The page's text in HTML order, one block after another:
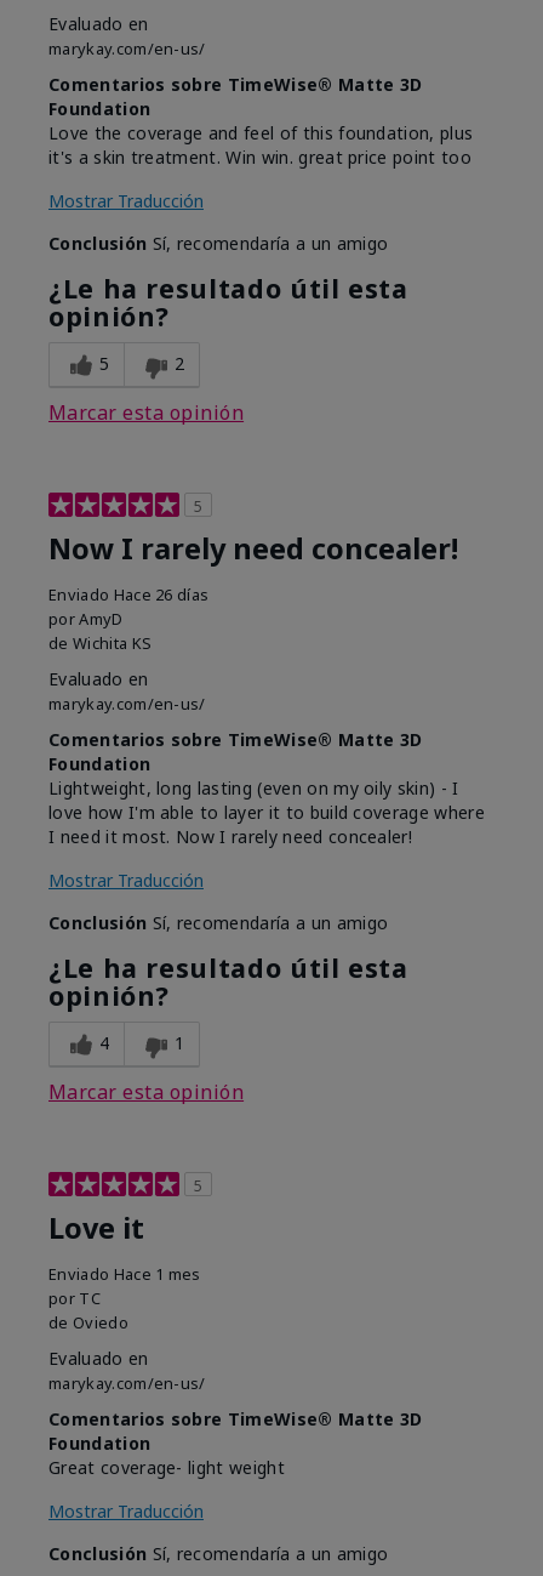
Evaluado en
marykay.com/en-us/
Comentarios sobre TimeWise® Matte 3D
Foundation
Love the coverage and feel of this foundation, plus
it's a skin treatment. Win win. great price point too
Mostrar Traducción
Conclusión Sí, recomendaría a un amigo
¿Le ha resultado útil esta
opinión?
5 2
Marcar esta opinión
5
Now I rarely need concealer!
Enviado Hace 26 días
porAmyD
de Wichita KS
Evaluado en
marykay.com/en-us/
Comentarios sobre TimeWise® Matte 3D
Foundation
Lightweight, long lasting (even on my oily skin) - I
love how I'm able to layer it to build coverage where
I need it most. Now I rarely need concealer!
Mostrar Traducción
Conclusión Sí, recomendaría a un amigo
¿Le ha resultado útil esta
opinión?
4 1
Marcar esta opinión
5
Love it
Enviado Hace 1 mes
por TC
de Oviedo
Evaluado en
marykay.com/en-us/
Comentarios sobre TimeWise® Matte 3D
Foundation
Great coverage- light weight
Mostrar Traducción
Conclusión Sí, recomendaría a un amigo